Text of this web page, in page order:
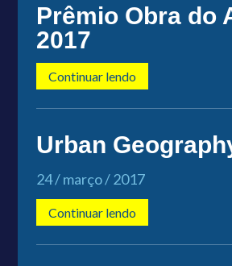
Prêmio Obra do
2017
Continuar lendo
Urban
24 / março / 2017
Continuar lendo